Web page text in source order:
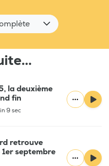
la deuxième
fin
9 sec
retrouve
septembre